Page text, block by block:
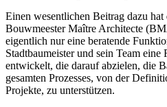
Einen wesentlichen Beitrag dazu hat
Bouwmeester Maître Architecte
eigentlich nur eine beratende
Stadtbaumeister und sein Team eine
entwickelt, die darauf abzielen, die
gesamten Prozesses, von der
Projekte, zu unterstützen.